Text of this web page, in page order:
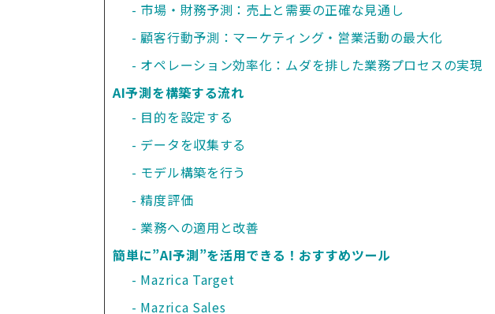
市場・財務予測：売上と需要の正確な見通し
顧客行動予測：マーケティング・営業活動の最大化
オペレーション効率化：ムダを排した業務プロセスの実現
AI予測を構築する流れ
目的を設定する
データを収集する
モデル構築を行う
精度評価
業務への適用と改善
簡単に”AI予測”を活用できる！おすすめツール
Mazrica Target
Mazrica Sales